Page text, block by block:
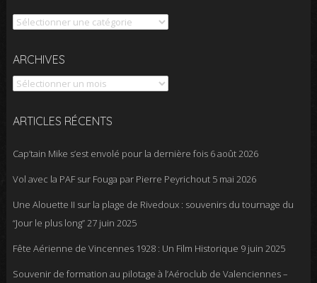
Catégories
ARCHIVES
Archives
ARTICLES RÉCENTS
Cap’tain Mike s’est envolé pour la dernière fois 6 août 2026
Vol avec la PAF sur Fouga par Pierre Peyrichout 5 mai 2026
Une Alouette II sur la plage de Rivedoux : souvenirs du tournage du
“Jour le plus long”27 juin 2025
Fête Aérienne de Vincennes 1928 : Un Film Historique 9 juin 2025
Souvenir de formation au pilotage à l’Aéroclub de Valenciennes –